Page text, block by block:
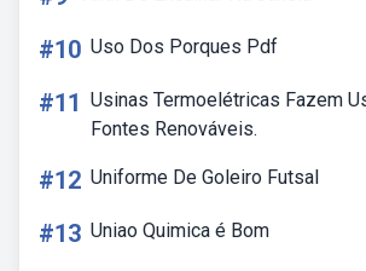
#10 Uso Dos Porques Pdf
#11 Usinas Termoelétricas Fazem
Fontes Renováveis.
#12 Uniforme De Goleiro Futsal
#13 Uniao Quimica é Bom